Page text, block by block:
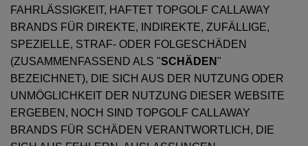
FAHRLÄSSIGKEIT, HAFTET TOPGOLF CALLAWAY
BRANDS FÜR DIREKTE, INDIREKTE, ZUFÄLLIGE,
SPEZIELLE, STRAF- ODER FOLGESCHÄDEN
(ZUSAMMENFASSEND ALS "SCHÄDEN"
BEZEICHNET), DIE SICH AUS DER NUTZUNG ODER
UNMÖGLICHKEIT DER NUTZUNG DIESER WEBSITE
ERGEBEN, NOCH SIND TOPGOLF CALLAWAY
BRANDS FÜR SCHÄDEN VERANTWORTLICH, DIE